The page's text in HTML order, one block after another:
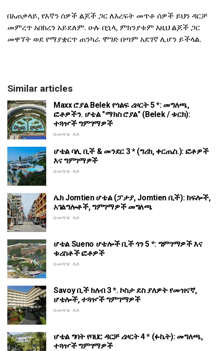
በአጠቃላይ, የእኛን ሰዎች ልጆች ጋር ለእረፍት መጥቶ ሰዎች ይህን ዳርቻ
መምረጥ አበክረን አይደለም. ሁሉ በኋላ, ምክንያቱም እዚህ ልጆች ጋር
መዋኘት ወደ የማያቋርጥ ጠንካራ ሞገድ በጣም አደገኛ ሊሆን ይችላል.
Similar articles
Maxx ሮያል Belek የጎልፍ ሪዞርት 5 *: መግለጫ,
ፎቶዎችን. ሆቴል "ማክስ ሮያል" (Belek / ቱርክ):
ተጓዦች ግምገማዎች
በመጓዝ ላይ
ሆቴል ባሊ ቢች & መንደር 3 * (ግሪክ, ቀርጤስ.): ፎቶዎች
እና ግምገማዎች
በመጓዝ ላይ
ሌክ Jomtien ሆቴል (ፓታያ, Jomtien ቢች): ክፍሎች,
አገልግሎቶች, ግምገማዎች መግለጫ
በመጓዝ ላይ
ሆቴል Sueno ሆቴሎች ቢች ጎን 5 *: ግምገማዎች እና
ቱሪስቶች ፎቶዎች
በመጓዝ ላይ
Savoy ቢች ክለብ 3 *. ኮስታ ደስ ያለዎት የመዝናኛ,
ሆቴሎች, ተጓዦች ግምገማዎች
በመጓዝ ላይ
ሆቴል ግባት የባህር ዳርቻ ሪዞርት 4 * (ፉኬት): መግለጫ,
ተጓዦች ግምገማዎች